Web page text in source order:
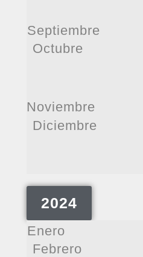
Septiembre
Octubre
Noviembre
Diciembre
2024
Enero
Febrero